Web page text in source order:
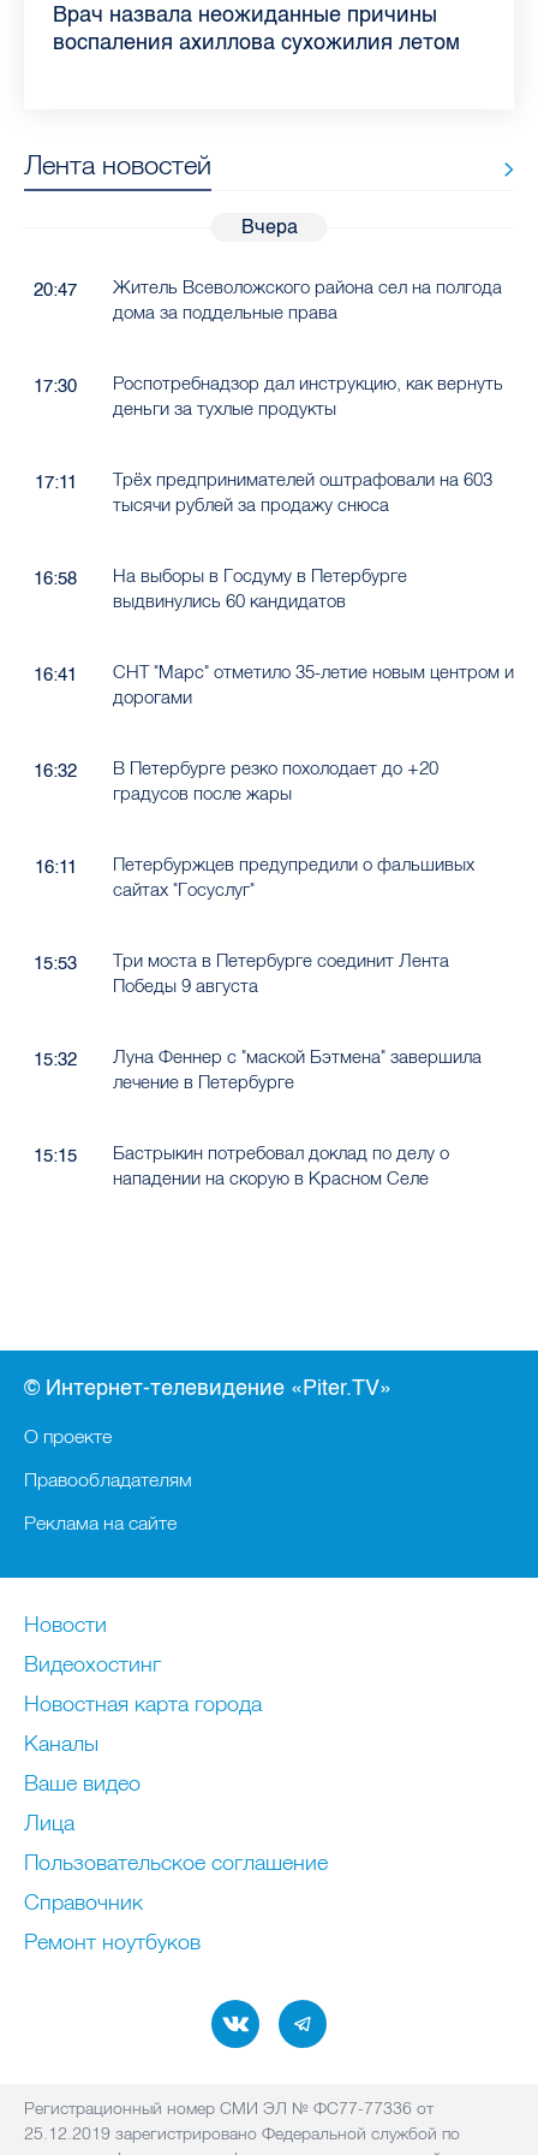
Piter.TV находится в ТОП-10 рейтинга
самых цитируемых СМИ Петербурга и
Прививки, анализы и личная гигиена:
врач Елизаветинской больницы
Как обезопасить ребенка летом: советы
педиатра для родителей
Проходные баллы в вузах СПб — 2026:
где самый высокий и самый низкий
Врач назвала неожиданные причины
воспаления ахиллова сухожилия летом
Декрет без потери дохода: эксперт
рассказала о возможностях для
Что такое рассеянный склероз: невролог
Елизаветинской больницы ответила на
Бамбл с вишней и лимонад с имбирем:
какие напитки можно приготовить дома
Лента новостей
Вчера
20:47
Житель Всеволожского района сел на полгода
дома за поддельные права
17:30
Роспотребнадзор дал инструкцию, как вернуть
деньги за тухлые продукты
17:11
Трёх предпринимателей оштрафовали на 603
тысячи рублей за продажу снюса
16:58
На выборы в Госдуму в Петербурге
выдвинулись 60 кандидатов
16:41
СНТ "Марс" отметило 35-летие новым центром и
дорогами
16:32
В Петербурге резко похолодает до +20
градусов после жары
16:11
Петербуржцев предупредили о фальшивых
сайтах "Госуслуг"
15:53
Три моста в Петербурге соединит Лента
Победы 9 августа
15:32
Луна Феннер с "маской Бэтмена" завершила
лечение в Петербурге
15:15
Бастрыкин потребовал доклад по делу о
нападении на скорую в Красном Селе
© Интернет-телевидение «Piter.TV»
О проекте
Правообладателям
Реклама на сайте
Новости
Видеохостинг
Новостная карта города
Каналы
Ваше видео
Лица
Пользовательское соглашение
Справочник
Ремонт нoутбуков
Регистрационный номер СМИ ЭЛ № ФС77-77336 от
25.12.2019 зарегистрировано Федеральной службой по